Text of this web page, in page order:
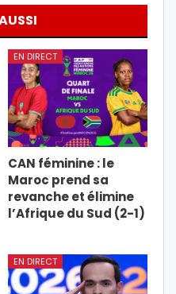
EN DIRECT
CAN féminine : le
Maroc prend sa
revanche et élimine
l’Afrique du Sud (2-1)
EN DIRECT